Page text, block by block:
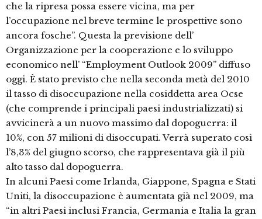
che la ripresa possa essere vicina, ma per
l’occupazione nel breve termine le prospettive sono
ancora fosche”. Questa la previsione dell’
Organizzazione per la cooperazione e lo sviluppo
economico nell’ “Employment Outlook 2009” diffuso
oggi. È stato previsto che nella seconda metà del 2010
il tasso di disoccupazione nella cosiddetta area Ocse
(che comprende i principali paesi industrializzati) si
avvicinerà a un nuovo massimo dal dopoguerra: il
10%, con 57 milioni di disoccupati. Verrà superato così
l’8,3% del giugno scorso, che rappresentava già il più
alto tasso dal dopoguerra.
In alcuni Paesi come Irlanda, Giappone, Spagna e Stati
Uniti, la disoccupazione è aumentata già nel 2009, ma
“in altri Paesi inclusi Francia, Germania e Italia la gran